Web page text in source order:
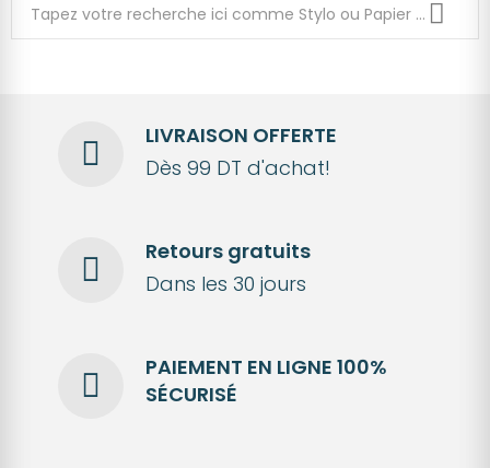
LIVRAISON OFFERTE
Dès 99 DT d'achat!
Retours gratuits
Dans les 30 jours
PAIEMENT EN LIGNE 100%
SÉCURISÉ